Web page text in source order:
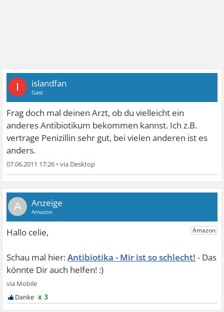
I islandfan
Gast
Frag doch mal deinen Arzt, ob du vielleicht ein
anderes Antibiotikum bekommen kannst. Ich z.B.
vertrage Penizillin sehr gut, bei vielen anderen ist es
anders.
07.06.2011 17:26 •
A
Antibiotika - Mir ist so schlecht!
x 3